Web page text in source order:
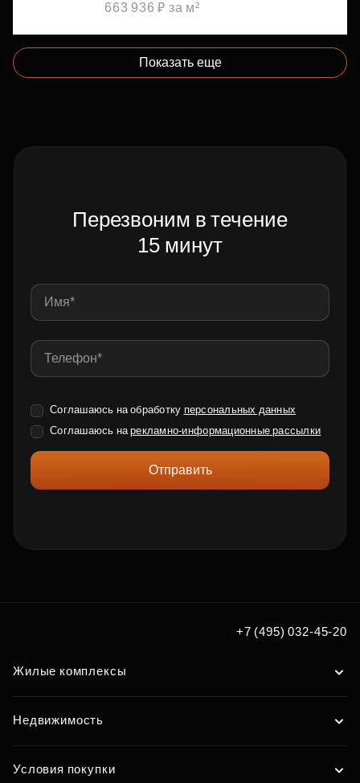
663 936 ₽ за м²
Показать еще
Перезвоним в течение
15 минут
Соглашаюсь на обработку персональных данных
Соглашаюсь нарекламно-информационные рассылки
Отправить
+7 (495) 032-45-20
Жилые комплексы
Недвижимость
Условия покупки